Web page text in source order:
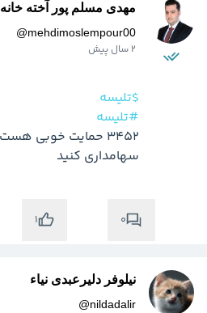
مهدی مسلم پور آخته خانه
@mehdimoslempour00
2 سال پیش
$تلیسه
#تلیسه
سهامداری کنید
0
1
نیلوفر دلیرعبدی نیاء
@nildadalir